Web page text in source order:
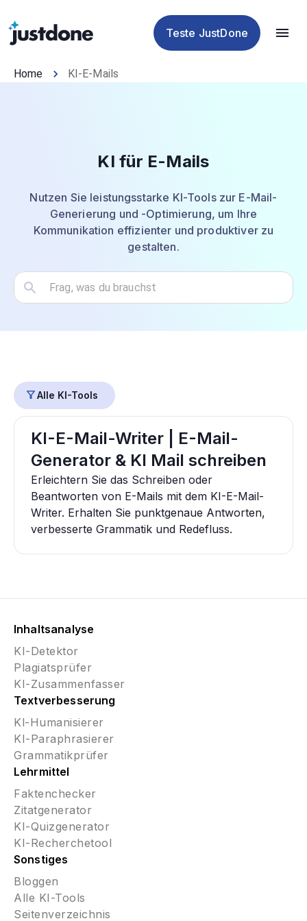
Teste JustDone
Home KI-E-Mails
KI für E-Mails
Nutzen Sie leistungsstarke KI-Tools zur E-Mail-
Generierung und -Optimierung, um Ihre
Kommunikation effizienter und produktiver zu
gestalten.
Alle KI-Tools
KI-E-Mail-Writer | E-Mail-
Generator & KI Mail schreiben
Erleichtern Sie das Schreiben oder
Beantworten von E-Mails mit dem KI-E-Mail-
Writer. Erhalten Sie punktgenaue Antworten,
verbesserte Grammatik und Redefluss.
Inhaltsanalyse
KI-Detektor
Plagiatsprüfer
KI-Zusammenfasser
Textverbesserung
Kl-Humanisierer
KI-Paraphrasierer
Grammatikprüfer
Lehrmittel
Faktenchecker
Zitatgenerator
KI-Quizgenerator
KI-Recherchetool
Sonstiges
Bloggen
Alle KI-Tools
Seitenverzeichnis